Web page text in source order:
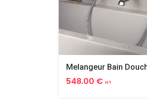
548.00 € HT